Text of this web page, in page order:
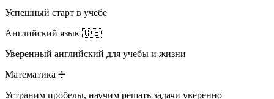
Успешный старт в учебе
Английский язык 🇬🇧
Уверенный английский для учебы и жизни
Математика ➗
Устраним пробелы, научим решать задачи уверенно